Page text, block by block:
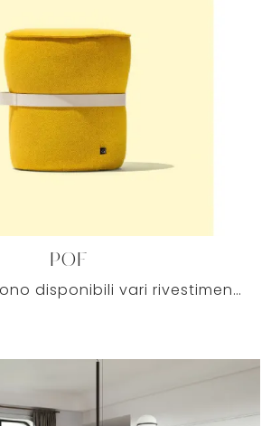
POF
Sul mercato sono disponibili vari rivestimenti di design per i tuoi Salotti moderni, cosicché i modelli di pouf possano sempre abbinarsi al resto ...